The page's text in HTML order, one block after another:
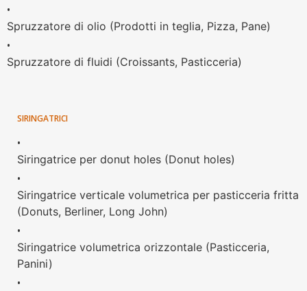
•
Spruzzatore di olio (Prodotti in teglia, Pizza, Pane)
•
Spruzzatore di fluidi (Croissants, Pasticceria)
SIRINGATRICI
•
Siringatrice per donut holes (Donut holes)
•
Siringatrice verticale volumetrica per pasticceria fritta
(Donuts, Berliner, Long John)
•
Siringatrice volumetrica orizzontale (Pasticceria,
Panini)
•